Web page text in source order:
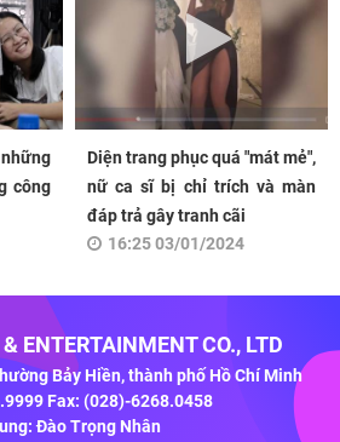
công
Diện trang phục quá "mát mẻ",
nữ ca sĩ bị chỉ trích và màn
đáp trả gây tranh cãi
16:25 03/01/2024
ENTERTAINMENT CO., LTD
Bảy Hiền, thành phố Hồ Chí Minh
Fax: (028)-6268.0458
Đào Trọng Nhân